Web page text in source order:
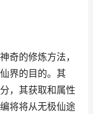
奇的修炼方法，
界的目的。其
，其获取和属性
将将从无极仙途